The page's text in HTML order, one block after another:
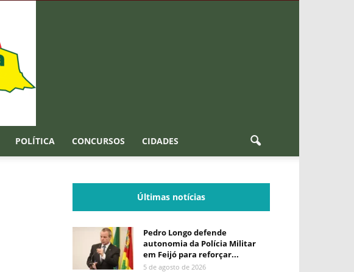
POLÍTICA CONCURSOS CIDADES
Últimas notícias
Pedro Longo defende
autonomia da Polícia Militar
em Feijó para reforçar...
5 de agosto de 2026